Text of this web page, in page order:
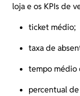
loja e os KPIs de
ticket médio;
taxa de
tempo médio
percentual